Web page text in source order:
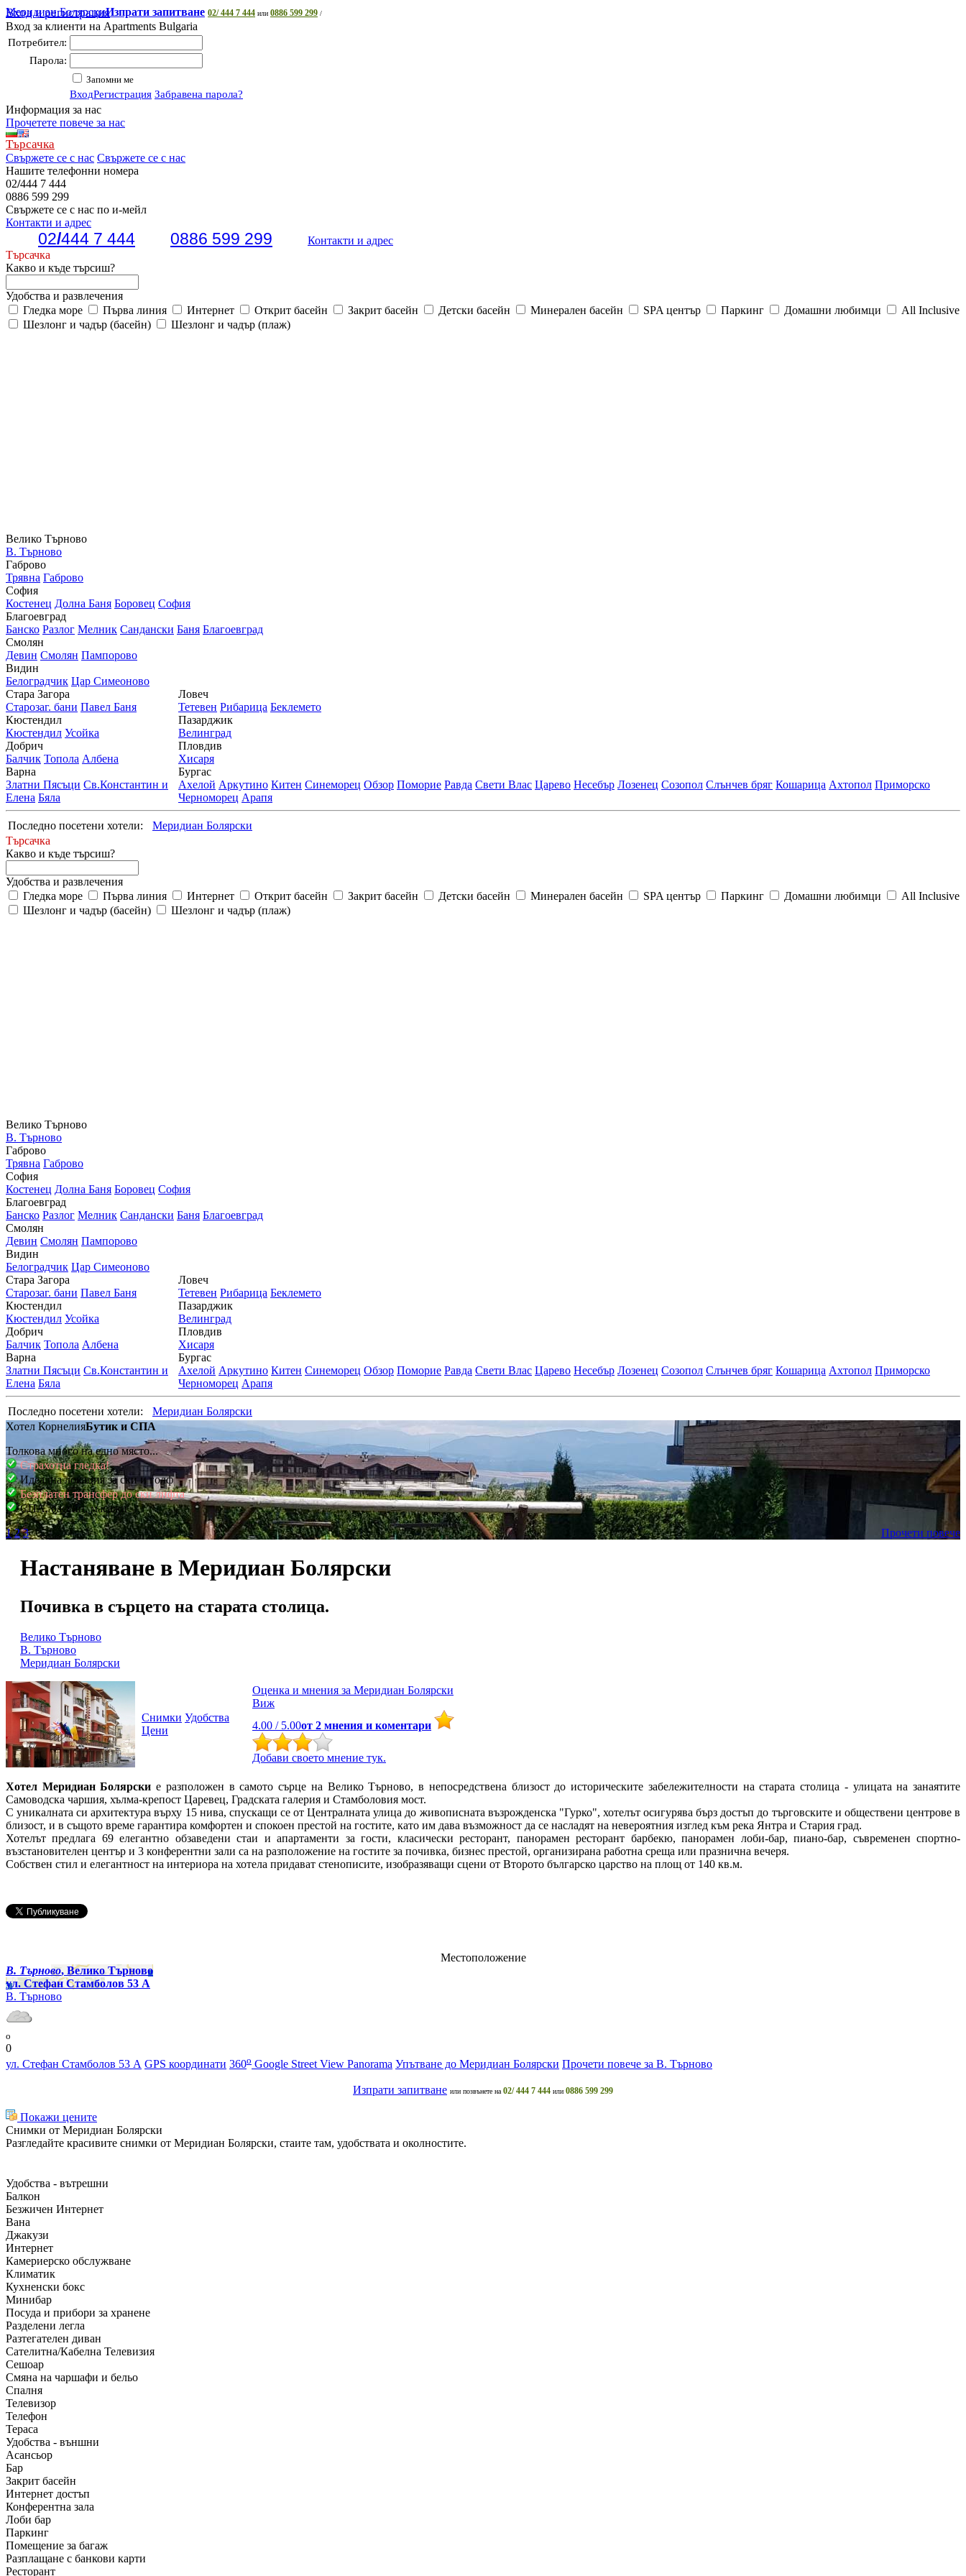
Меридиан БолярскиИзпрати запитване 02/ 444 7 444 или 0886 599 299 /
Вход и регистрация
Вход за клиенти на Apartments Bulgaria
Потребител:
Парола:
Запомни ме
ВходРегистрация Забравена парола?
Информация за нас
Прочетете повече за нас
Търсачка
Свържете се с нас Свържете се с нас
Нашите телефонни номера
02/444 7 444
0886 599 299
Свържете се с нас по и-мейл
Контакти и адрес
02/444 7 444 0886 599 299
Контакти и адрес
Търсачка
Какво и къде търсиш?
Удобства и развлечения
Гледка море
Първа линия Интернет Открит басейн Закрит басейн Детски басейн Минерален басейн SPA център Паркинг Домашни любимци
All Inclusive
Шезлонг и чадър (басейн)
Шезлонг и чадър (плаж)
Велико Търново
В. Търново
Габрово
Трявна Габрово
София
Костенец Долна Баня Боровец София
Благоевград
Банско Разлог Мелник Сандански Баня Благоевград
Смолян
Девин Смолян Пампорово
Видин
Белоградчик Цар Симеоново
Стара Загора
Старозаг. бани Павел Баня
Кюстендил
Кюстендил Усойка
Добрич
Балчик Топола Албена
Варна
Златни Пясъци Св.Константин и
Елена Бяла
Ловеч
Тетевен Рибарица Беклемето
Пазарджик
Велинград
Пловдив
Хисаря
Бургас
Ахелой Аркутино Китен Синеморец Обзор Поморие Равда Свети Влас Царево Несебър Лозенец Созопол Слънчев бряг Кошарица Ахтопол Приморско
Черноморец Арапя
Последно посетени хотели:
Меридиан Болярски
Търсачка
Какво и къде търсиш?
Удобства и развлечения
Гледка море
Първа линия Интернет Открит басейн Закрит басейн Детски басейн Минерален басейн SPA център Паркинг Домашни любимци
All Inclusive
Шезлонг и чадър (басейн)
Шезлонг и чадър (плаж)
Велико Търново
В. Търново
Габрово
Трявна Габрово
София
Костенец Долна Баня Боровец София
Благоевград
Банско Разлог Мелник Сандански Баня Благоевград
Смолян
Девин Смолян Пампорово
Видин
Белоградчик Цар Симеоново
Стара Загора
Старозаг. бани Павел Баня
Кюстендил
Кюстендил Усойка
Добрич
Балчик Топола Албена
Варна
Златни Пясъци Св.Константин и
Елена Бяла
Ловеч
Тетевен Рибарица Беклемето
Пазарджик
Велинград
Пловдив
Хисаря
Бургас
Ахелой Аркутино Китен Синеморец Обзор Поморие Равда Свети Влас Царево Несебър Лозенец Созопол Слънчев бряг Кошарица Ахтопол Приморско
Черноморец Арапя
Последно посетени хотели:
Меридиан Болярски
Хотел КорнелияБутик и СПА
Толкова много на едно място...
Страхотна гледка!
Идеална локация за ски и голф
Безплатен трансфер до ски лифта
СПА, басейн, масажи
Прочети повече
1 2 3
Настаняване в Меридиан Болярски
Почивка в сърцето на старата столица.
Велико Търново
В. Търново
Меридиан Болярски
Снимки Удобства
Цени
Оценка и мнения за Меридиан Болярски
Виж
4.00 / 5.00от 2 мнения и коментари
Добави своето мнение тук.
Хотел Меридиан Болярски e разположен в самото сърце на Велико Търново, в непосредствена близост до историческите забележителности на старата столица - улицата на занаятите
Самоводска чаршия, хълма-крепост Царевец, Градската галерия и Стамболовия мост.
С уникалната си архитектура върху 15 нива, спускащи се от Централната улица до живописната възрожденска "Гурко", хотелът осигурява бърз достъп до търговските и обществени центрове в
близост, и в същото време гарантира комфортен и спокоен престой на гостите, като им дава възможност да се насладят на невероятния изглед към река Янтра и Стария град.
Хотелът предлага 69 елегантно обзаведени стаи и апартаменти за гости, класически ресторант, панорамен ресторант барбекю, панорамен лоби-бар, пиано-бар, съвременен спортно-
възстановителен център и 3 конферентни зали са на разположение на гостите за почивка, бизнес престой, организирана работна среща или празнична вечеря.
Собствен стил и елегантност на интериора на хотела придават стенописите, изобразяващи сцени от Второто българско царство на площ от 140 кв.м.
Местоположение
В. Търново, Велико Търново
ул. Стефан Стамболов 53 А
В. Търново
o
0
ул. Стефан Стамболов 53 А GPS координати 360o Google Street View Panorama Упътване до Меридиан Болярски Прочети повече за В. Търново
Изпрати запитване или позвънете на 02/ 444 7 444 или 0886 599 299
Покажи цените
Снимки от Меридиан Болярски
Разгледайте красивите снимки от Меридиан Болярски, стаите там, удобствата и околностите.
Удобства - вътрешни
Балкон
Безжичен Интернет
Вана
Джакузи
Интернет
Камериерско обслужване
Климатик
Кухненски бокс
Минибар
Посуда и прибори за хранене
Разделени легла
Разтегателен диван
Сателитна/Кабелна Телевизия
Сешоар
Смяна на чаршафи и бельо
Спалня
Телевизор
Телефон
Тераса
Удобства - външни
Асансьор
Бар
Закрит басейн
Интернет достъп
Конферентна зала
Лоби бар
Паркинг
Помещение за багаж
Разплащане с банкови карти
Ресторант